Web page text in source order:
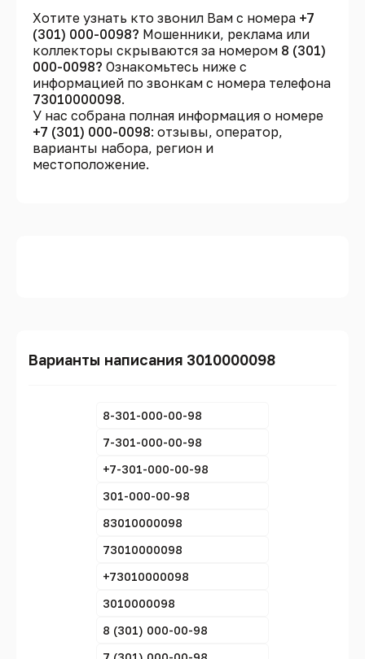
Хотите узнать кто звонил Вам с номера +7
(301) 000-0098? Мошенники, реклама или
коллекторы скрываются за номером 8 (301)
000-0098? Ознакомьтесь ниже с
информацией по звонкам с номера телефона
73010000098.
У нас собрана полная информация о номере
+7 (301) 000-0098: отзывы, оператор,
варианты набора, регион и
местоположение.
Варианты написания 3010000098
8-301-000-00-98
7-301-000-00-98
+7-301-000-00-98
301-000-00-98
83010000098
73010000098
+73010000098
3010000098
8 (301) 000-00-98